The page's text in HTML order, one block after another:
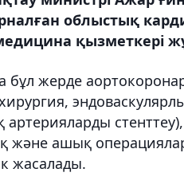
облыстық
қызметкері
бұл жерде
және ашық
жасалады.